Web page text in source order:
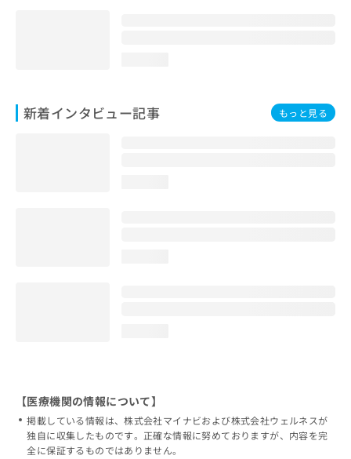
新着インタビュー記事 もっと見る
【医療機関の情報について】
掲載している情報は、株式会社マイナビおよび株式会社ウェルネスが
独自に収集したものです。正確な情報に努めておりますが、内容を完
全に保証するものではありません。